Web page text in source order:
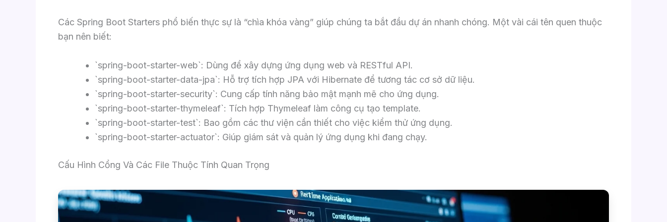
Các Spring Boot Starters phổ biến thực sự là “chìa khóa vàng” giúp chúng ta bắt đầu dự án nhanh chóng. Một vài cái tên quen thuộc
bạn nên biết:
`spring-boot-starter-web`: Dùng để xây dựng ứng dụng web và RESTful API.
`spring-boot-starter-data-jpa`: Hỗ trợ tích hợp JPA với Hibernate để tương tác cơ sở dữ liệu.
`spring-boot-starter-security`: Cung cấp tính năng bảo mật mạnh mẽ cho ứng dụng.
`spring-boot-starter-thymeleaf`: Tích hợp Thymeleaf làm công cụ tạo template.
`spring-boot-starter-test`: Bao gồm các thư viện cần thiết cho việc kiểm thử ứng dụng.
`spring-boot-starter-actuator`: Giúp giám sát và quản lý ứng dụng khi đang chạy.
Cấu Hình Cổng Và Các File Thuộc Tính Quan Trọng